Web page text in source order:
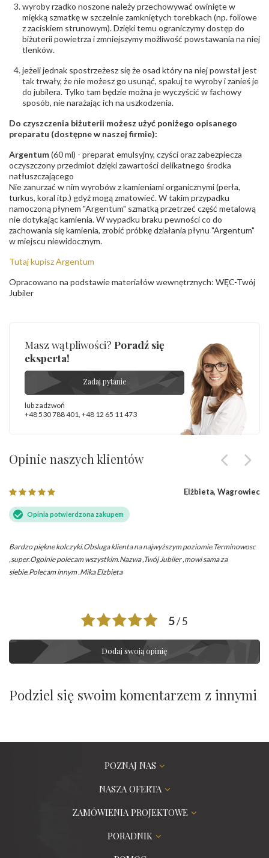
wyroby rzadko noszone należy przechowywać owinięte w
miękką szmatkę w szczelnie zamkniętych torebkach (np. foliowe
z zaciskiem strunowym). Dzięki temu ograniczymy dostęp do
biżuterii powietrza i zmniejszymy możliwość powstawania na niej
tlenków.
jeżeli jednak spostrzeżesz się że osad który na niej powstał jest
tak trwały, że nie możesz go usunąć, spakuj te wyroby i zanieś je
do jubilera. Tylko tam będzie można je wyczyścić w fachowy
sposób, nie narażając ich na uszkodzenia.
Do czyszczenia biżuterii możesz użyć poniżego opisanego
preparatu (dostępne w naszej firmie):
Argentum(60 ml) - preparat emulsyjny, czyści oraz zabezpiecza
oczyszczony przedmiot dzięki zawartości delikatnego środka
natłuszczającego
Nie zanurzać w nim wyrobów z kamieniami organicznymi (perła,
turkus, koral itp.) gdyż mogą zmatowieć. W takim przypadku
namoczoną płynem "Argentum" szmatką przetrzeć część metalową
nie dotykając kamienia. W wypadku braku pewności co do
zachowania się kamienia, zrobić próbkę działania płynu "Argentum"
w miejscu niewidocznym.
Tutaj kupisz Argentum
Opracowano na podstawie materiałów wewnętrznych: WĘC-Twój
Jubiler
Masz wątpliwości? Poradź się
eksperta!
Zadaj pytanie
lub zadzwoń
+48 530 788 401 +48 12 65 11 473
Opinie naszych klientów
Elżbieta, Wagrowiec
Opinia potwierdzona zakupem
Bardzo piękne kolczyki.Obsluga klienta na najwyższym poziomie.Terminowosc
,super.Ogolnie polecam wszystkim.Nazwa ,Twój Jubiler ,mowi sama za
siebie.Polecam innym .Mika Elzbieta
5/ 5
Dodaj swoją opinię
Podziel się swoim komentarzem z innymi
POZNAJ NAS
NASZA OFERTA
ZAMÓWIENIA PROJEKTOWE
PORADNIK